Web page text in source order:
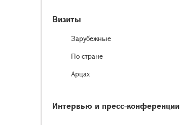
Визиты
Зарубежные
По стране
Арцах
Интервью и пресс-конференции